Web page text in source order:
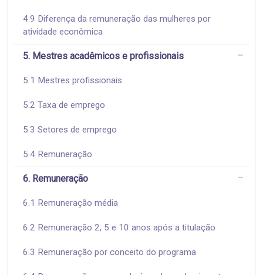
4.9 Diferença da remuneração das mulheres por
atividade econômica
5. Mestres acadêmicos e profissionais
5.1 Mestres profissionais
5.2 Taxa de emprego
5.3 Setores de emprego
5.4 Remuneração
6. Remuneração
6.1 Remuneração média
6.2 Remuneração 2, 5 e 10 anos após a titulação
6.3 Remuneração por conceito do programa